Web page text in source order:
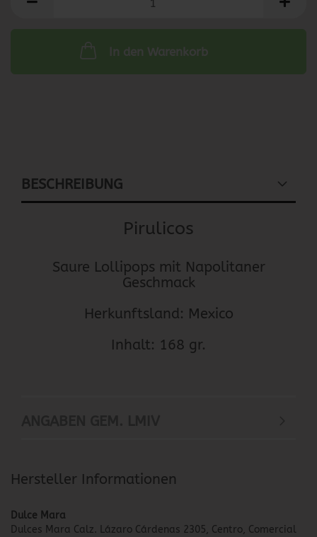
In den Warenkorb
BESCHREIBUNG
Pirulicos
Saure Lollipops mit Napolitaner
Geschmack
Herkunftsland: Mexico
Inhalt: 168 gr.
Hersteller Informationen
Dulce Mara
Dulces Mara Calz. Lázaro Cárdenas 2305, Centro, Comercial